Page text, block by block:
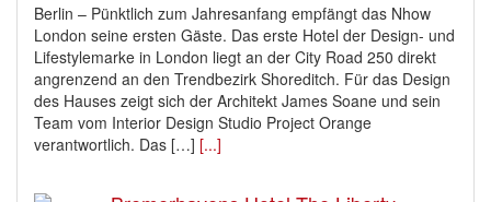
Berlin – Pünktlich zum Jahresanfang empfängt das Nhow
London seine ersten Gäste. Das erste Hotel der Design- und
Lifestylemarke in London liegt an der City Road 250 direkt
angrenzend an den Trendbezirk Shoreditch. Für das Design
des Hauses zeigt sich der Architekt James Soane und sein
Team vom Interior Design Studio Project Orange
verantwortlich. Das […] [...]